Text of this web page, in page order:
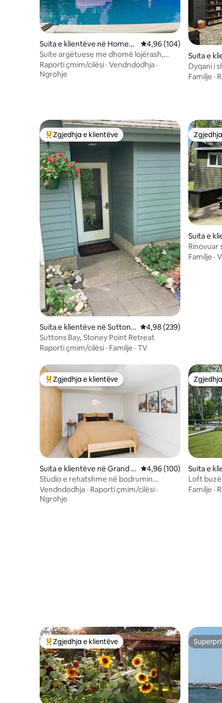
Suita e klientëve në Homew
ood
Vlerësimi mesatar 4,96
4,96 (104)
Suite argëtuese me dhomë lojërash,
vaskë me hidromasazh dhe yurt me
zgjedhje
Raporti çmim/cilësi · Vendndodhja ·
Ngrohje
Suita e
Dyqani i
Familje ·
Më të mirat e zgjedhjeve të klientëve
Zgjedhja e klientëve
Suita e klientëve në Suttons
Bay
Vlerësimi mesatar 4,98
4,98 (239)
Suttons Bay, Stoney Point Retreat
Raporti çmim/cilësi · Familje · TV
Suita e
ck
Rinovuar
Familje ·
Më të mirat e zgjedhjeve të klientëve
Zgjedhja e klientëve
Suita e klientëve në Grand R
apids
Vlerësimi mesatar 4,96
4,96 (100)
Studio e rehatshme në bodrumin
Walkout
Vendndodhja · Raporti çmim/cilësi ·
Ngrohje
Suita e
Loft
Familje ·
Më të mirat e zgjedhjeve të klientëve
Zgjedhja e klientëve